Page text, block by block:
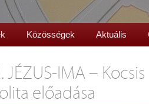
Közösségek Aktuális
IMA –
előadása